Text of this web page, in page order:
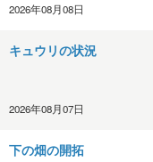
2026年08月08日
キュウリの状況
2026年08月07日
下の畑の開拓